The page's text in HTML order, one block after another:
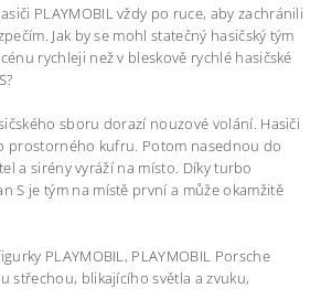
PLAYMOBIL vždy po ruce, aby zachránili
Jak by se mohl statečný hasičský tým
rychleji než v bleskově rychlé hasičské
sboru dorazí nouzové volání. Hasiči
prostorného kufru. Potom nasednou do
a sirény vyráží na místo. Díky turbo
S je tým na místě první a může okamžitě
PLAYMOBIL, PLAYMOBIL Porsche
střechou, blikajícího světla a zvuku,